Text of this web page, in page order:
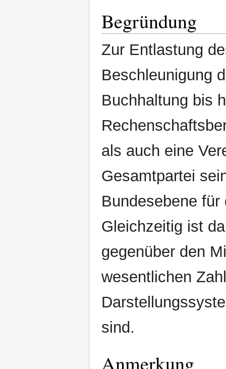
Begründung
Zur Entlastung
Beschleunigung
Buchhaltung bis
als auch eine
Gesamtpartei
Bundesebene
Gleichzeitig ist
gegenüber den
wesentlichen
sind.
Anmerkung